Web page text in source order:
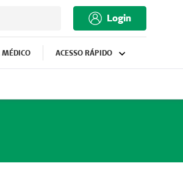
Login
ACESSO RÁPIDO